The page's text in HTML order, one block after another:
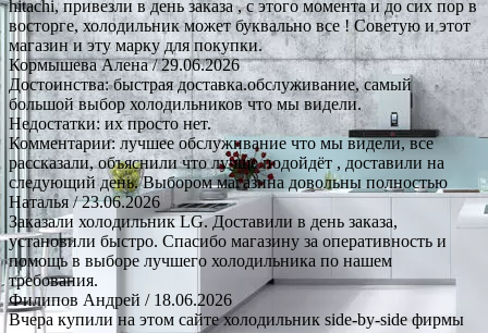
hitachi, привезли в день заказа , с этого момента и до сих пор в
восторге, холодильник может буквально все ! Советую и этот
магазин и эту марку для покупки.
Кормышева Алена/ 29.06.2026
Достоинства: быстрая доставка.обслуживание, самый
большой выбор холодильников что мы видели.
Недостатки: их просто нет.
Комментарии: лучшее обслуживание что мы видели, все
рассказали, объяснили что лучше подойдёт , доставили на
следующий день. Выбором магазина довольны полностью
Наталья/ 23.06.2026
Заказали холодильник LG. Доставили в день заказа,
установили быстро. Спасибо магазину за оперативность и
помощь в выборе лучшего холодильника по нашем
требования.
Филипов Андрей / 18.06.2026
Вчера купили на этом сайте холодильник side-by-side фирмы